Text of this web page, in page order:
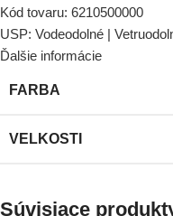
Kód tovaru: 6210500000
USP: Vodeodolné |
Ďalšie informácie
FARBA
VELKOSTI
Súvisiace